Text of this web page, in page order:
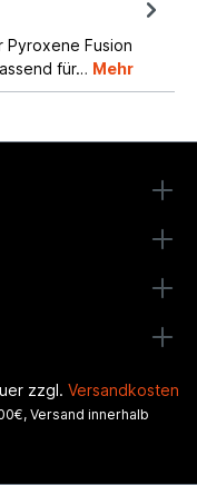
Pyroxene Fusion
für… Mehr
zzgl. Versandkosten
Versand innerhalb